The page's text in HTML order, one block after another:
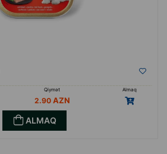
Qiymət
Almaq
2.90
ALMAQ